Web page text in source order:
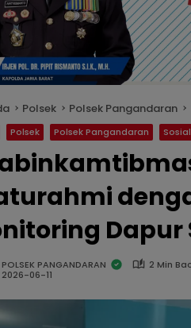
Polsek Polsek Pangandaran
Polsek Polsek Pangandaran
Dapur
POLSEK PANGANDARAN
2 Min
2026-06-11